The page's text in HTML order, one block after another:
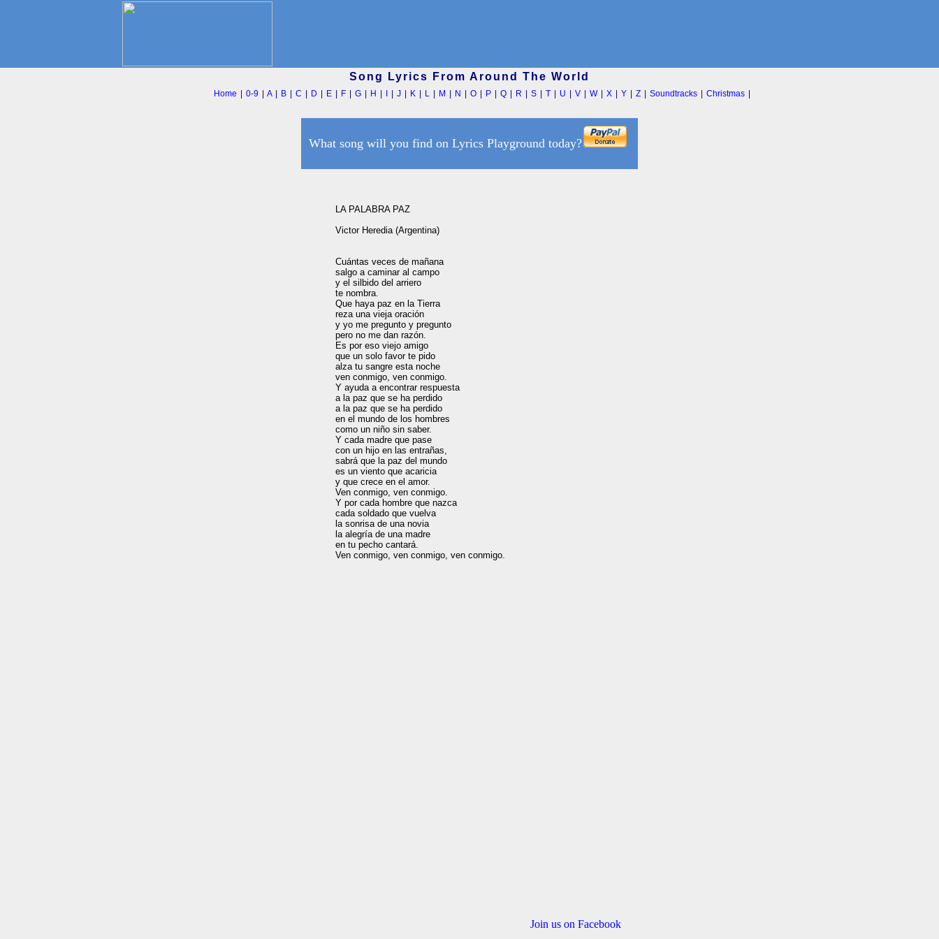
Song Lyrics From Around The World
Home 0-9 A| B| C D E| F| G| H J| K| L| M N O| P| Q| R S| T| U V| W| X| Y| Z| Soundtracks| Christmas|
What song will you find on Lyrics Playground today?
LA PALABRA PAZ
Victor Heredia (Argentina)
Cuántas veces de mañana
salgo a caminar al campo
y el silbido del arriero
te nombra.
Que haya paz en la Tierra
reza una vieja oración
y yo me pregunto y pregunto
pero no me dan razón.
Es por eso viejo amigo
que un solo favor te pido
alza tu sangre esta noche
ven conmigo, ven conmigo.
Y ayuda a encontrar respuesta
a la paz que se ha perdido
a la paz que se ha perdido
en el mundo de los hombres
como un niño sin saber.
Y cada madre que pase
con un hijo en las entrañas,
sabrá que la paz del mundo
es un viento que acaricia
y que crece en el amor.
Ven conmigo, ven conmigo.
Y por cada hombre que nazca
cada soldado que vuelva
la sonrisa de una novia
la alegría de una madre
en tu pecho cantará.
Join us on Facebook